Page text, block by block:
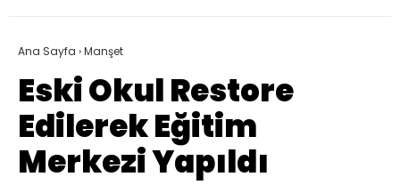
Ana Sayfa ›Manşet
Eski Okul Restore
Edilerek Eğitim
Merkezi Yapıldı